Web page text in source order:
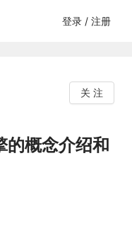
登录 / 注册
关 注
概念介绍和